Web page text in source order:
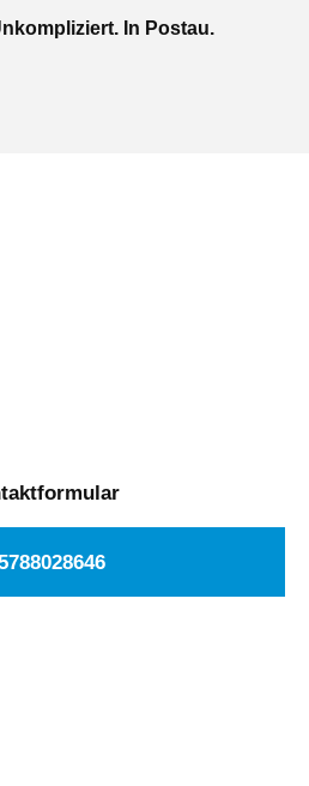
In Postau.